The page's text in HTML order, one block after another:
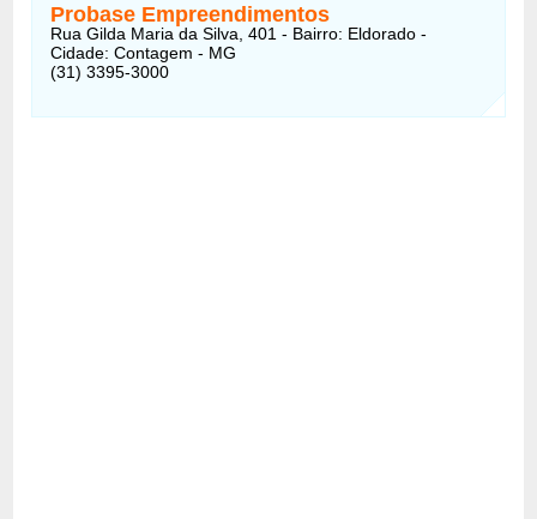
Probase Empreendimentos
Rua Gilda Maria da Silva, 401 - Bairro: Eldorado -
Cidade: Contagem - MG
(31) 3395-3000